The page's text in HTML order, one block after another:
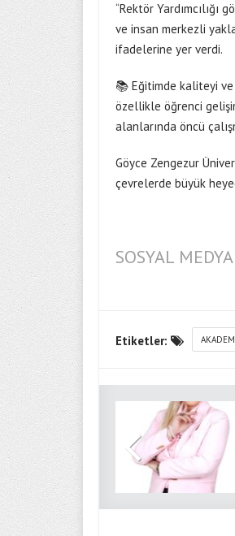
“Rektör Yardımcılığı
ve insan merkezli
ifadelerine yer verdi.
📚 Eğitimde kaliteyi ve
özellikle öğrenci
alanlarında öncü
Göyce Zengezur
çevrelerde büyük
SOSYAL
Etiketler: